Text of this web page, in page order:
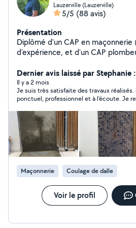
Lauzerville (Lauzerville)
5/5 (88 avis)
Présentation
Diplômé d'un CAP en
d'expérience, et d'un CAP
travaux : - Travaux de maçonnerie : gros œuvres et
finitions (réalisation de murs,
de portes, fenêtres, carrelage,
Installation et changement
robinet, baignoire, cabine de
d'eau chaude - Réparation de fuite Réactif et sérieux, je
pourrai réaliser ces travaux avec
Dernier avis laissé par Stephanie
Il y a 2 mois
Je suis très satisfaite des travaux
ponctuel, professionnel et à l'écoute. Je
vous pouvez faire confiance les yeux
Maçonnerie Coulage de dalle
Voir le profil